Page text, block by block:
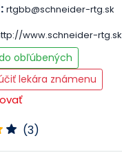
rtgbb@schneider-rtg.sk
www.schneider-rtg.sk
obľúbených
lekára známenu
(3)